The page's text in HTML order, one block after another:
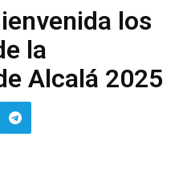
los
la
Alcalá 2025